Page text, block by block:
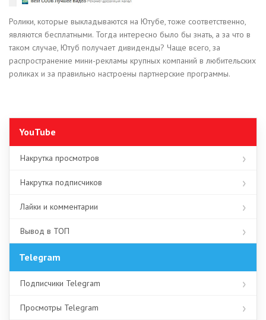
Ролики, которые выкладываются на Ютубе, тоже соответственно,
являются бесплатными. Тогда интересно было бы знать, а за что в
таком случае, Ютуб получает дивиденды? Чаще всего, за
распространение мини-рекламы крупных компаний в любительских
роликах и за правильно настроены партнерские программы.
YouTube
Накрутка просмотров
Накрутка подписчиков
Лайки и комментарии
Вывод в ТОП
Telegram
Подписчики Telegram
Просмотры Telegram